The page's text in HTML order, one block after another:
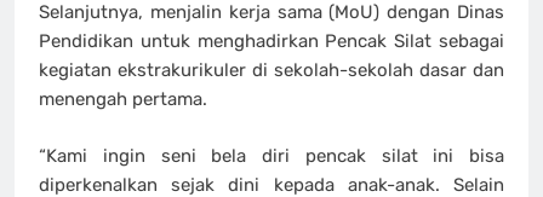
Selanjutnya, menjalin kerja sama (MoU) dengan Dinas
Pendidikan untuk menghadirkan Pencak Silat sebagai
kegiatan ekstrakurikuler di sekolah-sekolah dasar dan
menengah pertama.
“Kami ingin seni bela diri pencak silat ini bisa
diperkenalkan sejak dini kepada anak-anak. Selain